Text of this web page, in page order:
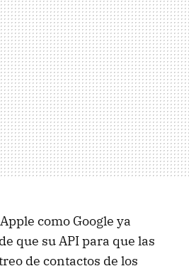
como Google ya
que su API para que las
de contactos de los